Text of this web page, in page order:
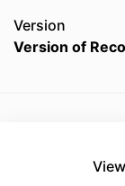
Version
Version of